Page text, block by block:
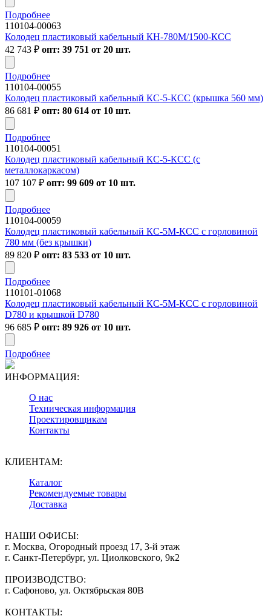
Подробнее
110104-00063
Колодец пластиковый кабельный КН-780М/1500-КСС
42 743 ₽ опт: 39 751 от 20 шт.
Подробнее
110104-00055
Колодец пластиковый кабельный КС-5-КСС (крышка 560 мм)
86 681 ₽ опт: 80 614 от 10 шт.
Подробнее
110104-00051
Колодец пластиковый кабельный КС-5-КСС (с
металлокаркасом)
107 107 ₽ опт: 99 609 от 10 шт.
Подробнее
110104-00059
Колодец пластиковый кабельный КС-5М-КСС с горловиной
780 мм (без крышки)
89 820 ₽ опт: 83 533 от 10 шт.
Подробнее
110101-01068
Колодец пластиковый кабельный КС-5М-КСС с горловиной
D780 и крышкой D780
96 685 ₽ опт: 89 926 от 10 шт.
Подробнее
ИНФОРМАЦИЯ:
О нас
Техническая информация
Проектировщикам
Контакты
КЛИЕНТАМ:
Каталог
Рекомендуемые товары
Доставка
НАШИ ОФИСЫ:
г. Москва, Огородный проезд 17, 3-й этаж
г. Санкт-Петербург, ул. Циолковского, 9к2
ПРОИЗВОДСТВО:
г. Сафоново, ул. Октябрьская 80В
КОНТАКТЫ: